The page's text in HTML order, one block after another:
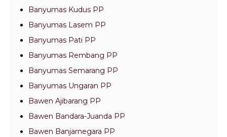
Banyumas Kudus PP
Banyumas Lasem PP
Banyumas Pati PP
Banyumas Rembang PP
Banyumas Semarang PP
Banyumas Ungaran PP
Bawen Ajibarang PP
Bawen Bandara-Juanda PP
Bawen Banjarnegara PP